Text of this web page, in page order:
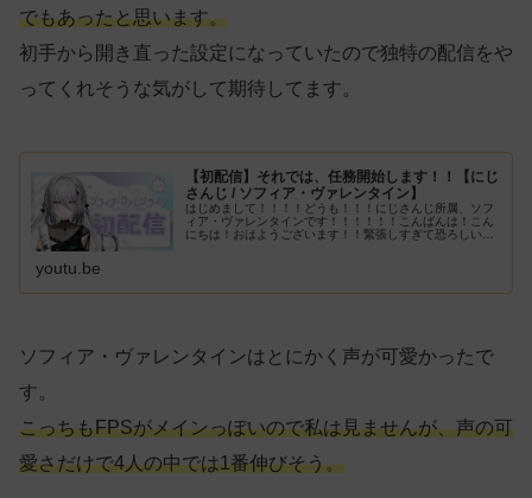
でもあったと思います。
初手から開き直った設定になっていたので独特の配信をや
ってくれそうな気がして期待してます。
【初配信】それでは、任務開始します！！【にじ
さんじ / ソフィア・ヴァレンタイン】
はじめまして！！！！どうも！！！にじさんじ所属、ソフ
ィア・ヴァレンタインです！！！！！！こんばんは！こん
にちは！おはようございます！！緊張しすぎて恐ろしいこ
youtu.be
ソフィア・ヴァレンタインはとにかく声が可愛かったで
す。
こっちもFPSがメインっぽいので私は見ませんが、声の可
愛さだけで4人の中では1番伸びそう。